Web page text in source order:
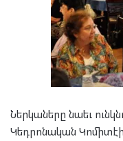
Ներ­կա­նե­րը նա­եւ
Կեդ­րո­նա­կան